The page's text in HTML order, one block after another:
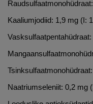
Kaaliumjodiid: 1,9 mg (I:
Naatriumseleniit: 0,2 mg